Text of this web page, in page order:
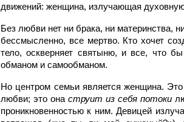
движений: женщина, излучающая
Без любви нет ни брака, ни материнства,
бессмысленно, все мертво. Кто хочет
тело, оскверняет святыню, и все, что
обманом и самообманом.
Но центром семьи является женщина.
любви; это она струит из себя потоки
проникновенностью к ним. Девицей